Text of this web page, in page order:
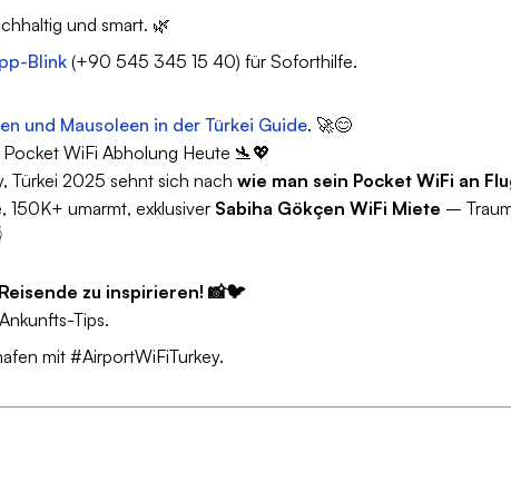
und smart. 🌿
Blink (+90 545 345 15 40) für Soforthilfe.
und Mausoleen in der Türkei Guide. 🚀😊
WiFi Abholung Heute 🛬💖
Türkei 2025 sehnt sich nach wie man sein Pocket WiFi an
umarmt, exklusiver Sabiha Gökçen WiFi Miete –
zu inspirieren! 📸🐦
Tips.
mit #AirportWiFiTurkey.